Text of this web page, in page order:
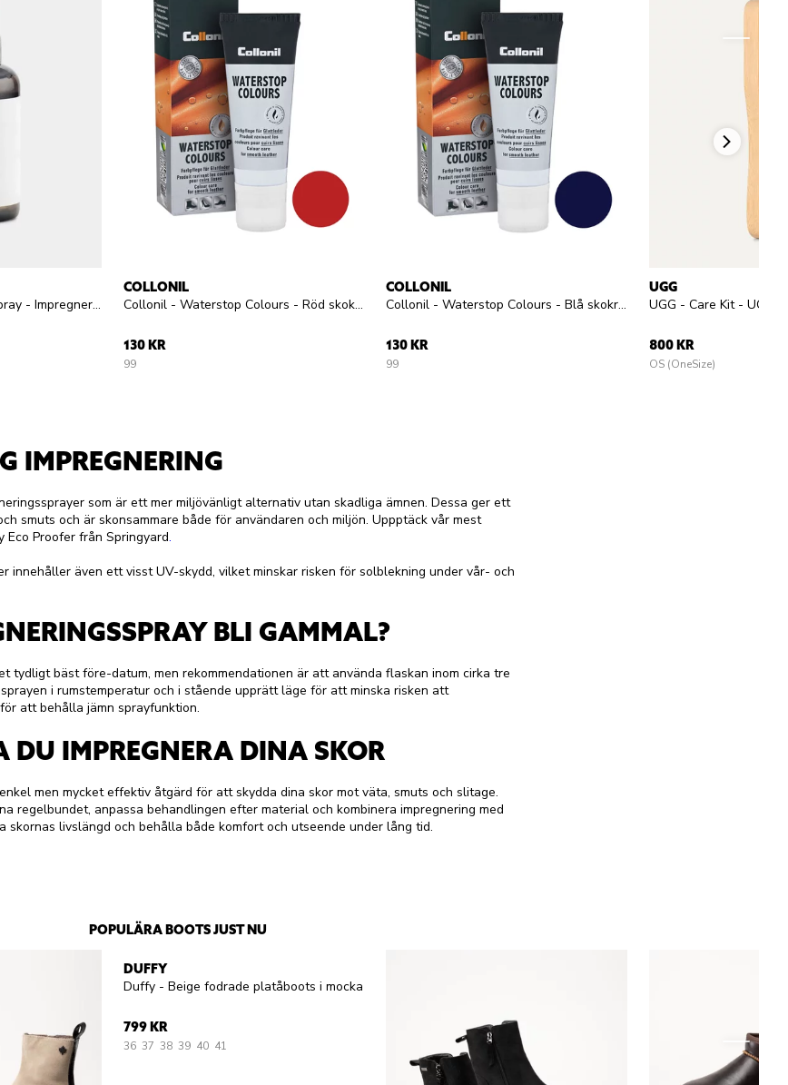
UGG - UGG Protector Spray - Impregneringsspray
COLLONIL
Collonil - Waterstop Colours - Röd skokräm
130 KR
99
COLLONIL
Collonil - Waterstop Colours - Blå skokräm
130 KR
99
UGG
UGG - Care Kit - UGG
800 KR
OS (OneSize)
IMPREGNERING
som är ett mer miljövänligt alternativ utan skadliga ämnen. Dessa ger ett
smuts och är skonsammare både för användaren och miljön. Uppptäck vår mest
Eco Proofer från Springyard.
innehåller även ett visst UV-skydd, vilket minskar risken för solblekning under vår- och
BLI GAMMAL?
tydligt bäst före-datum, men rekommendationen är att använda flaskan inom cirka tre
i rumstemperatur och i stående upprätt läge för att minska risken att
att behålla jämn sprayfunktion.
DU IMPREGNERA DINA SKOR
men mycket effektiv åtgärd för att skydda dina skor mot väta, smuts och slitage.
regelbundet, anpassa behandlingen efter material och kombinera impregnering med
skornas livslängd och behålla både komfort och utseende under lång tid.
POPULÄRA BOOTS JUST NU
DUFFY
Duffy - Beige fodrade platåboots i mocka
799 KR
36 37 38 39 40 41